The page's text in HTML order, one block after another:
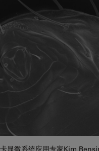
显微系统应用专家Kim